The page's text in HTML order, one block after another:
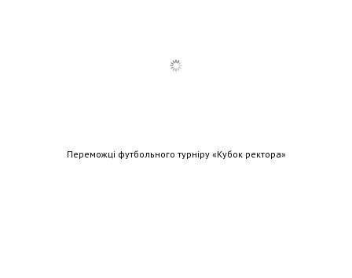
Переможці футбольного турніру «Кубок ректора»